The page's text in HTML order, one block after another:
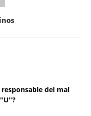
del mal